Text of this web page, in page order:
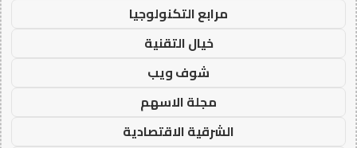
مرابع التكنولوجيا
خيال التقنية
شوف ويب
مجلة الاسهم
الشرقية الاقتصادية